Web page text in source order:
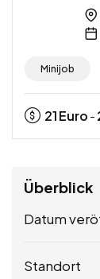
Minijob
21Euro -
Überblick
Datum
Standort